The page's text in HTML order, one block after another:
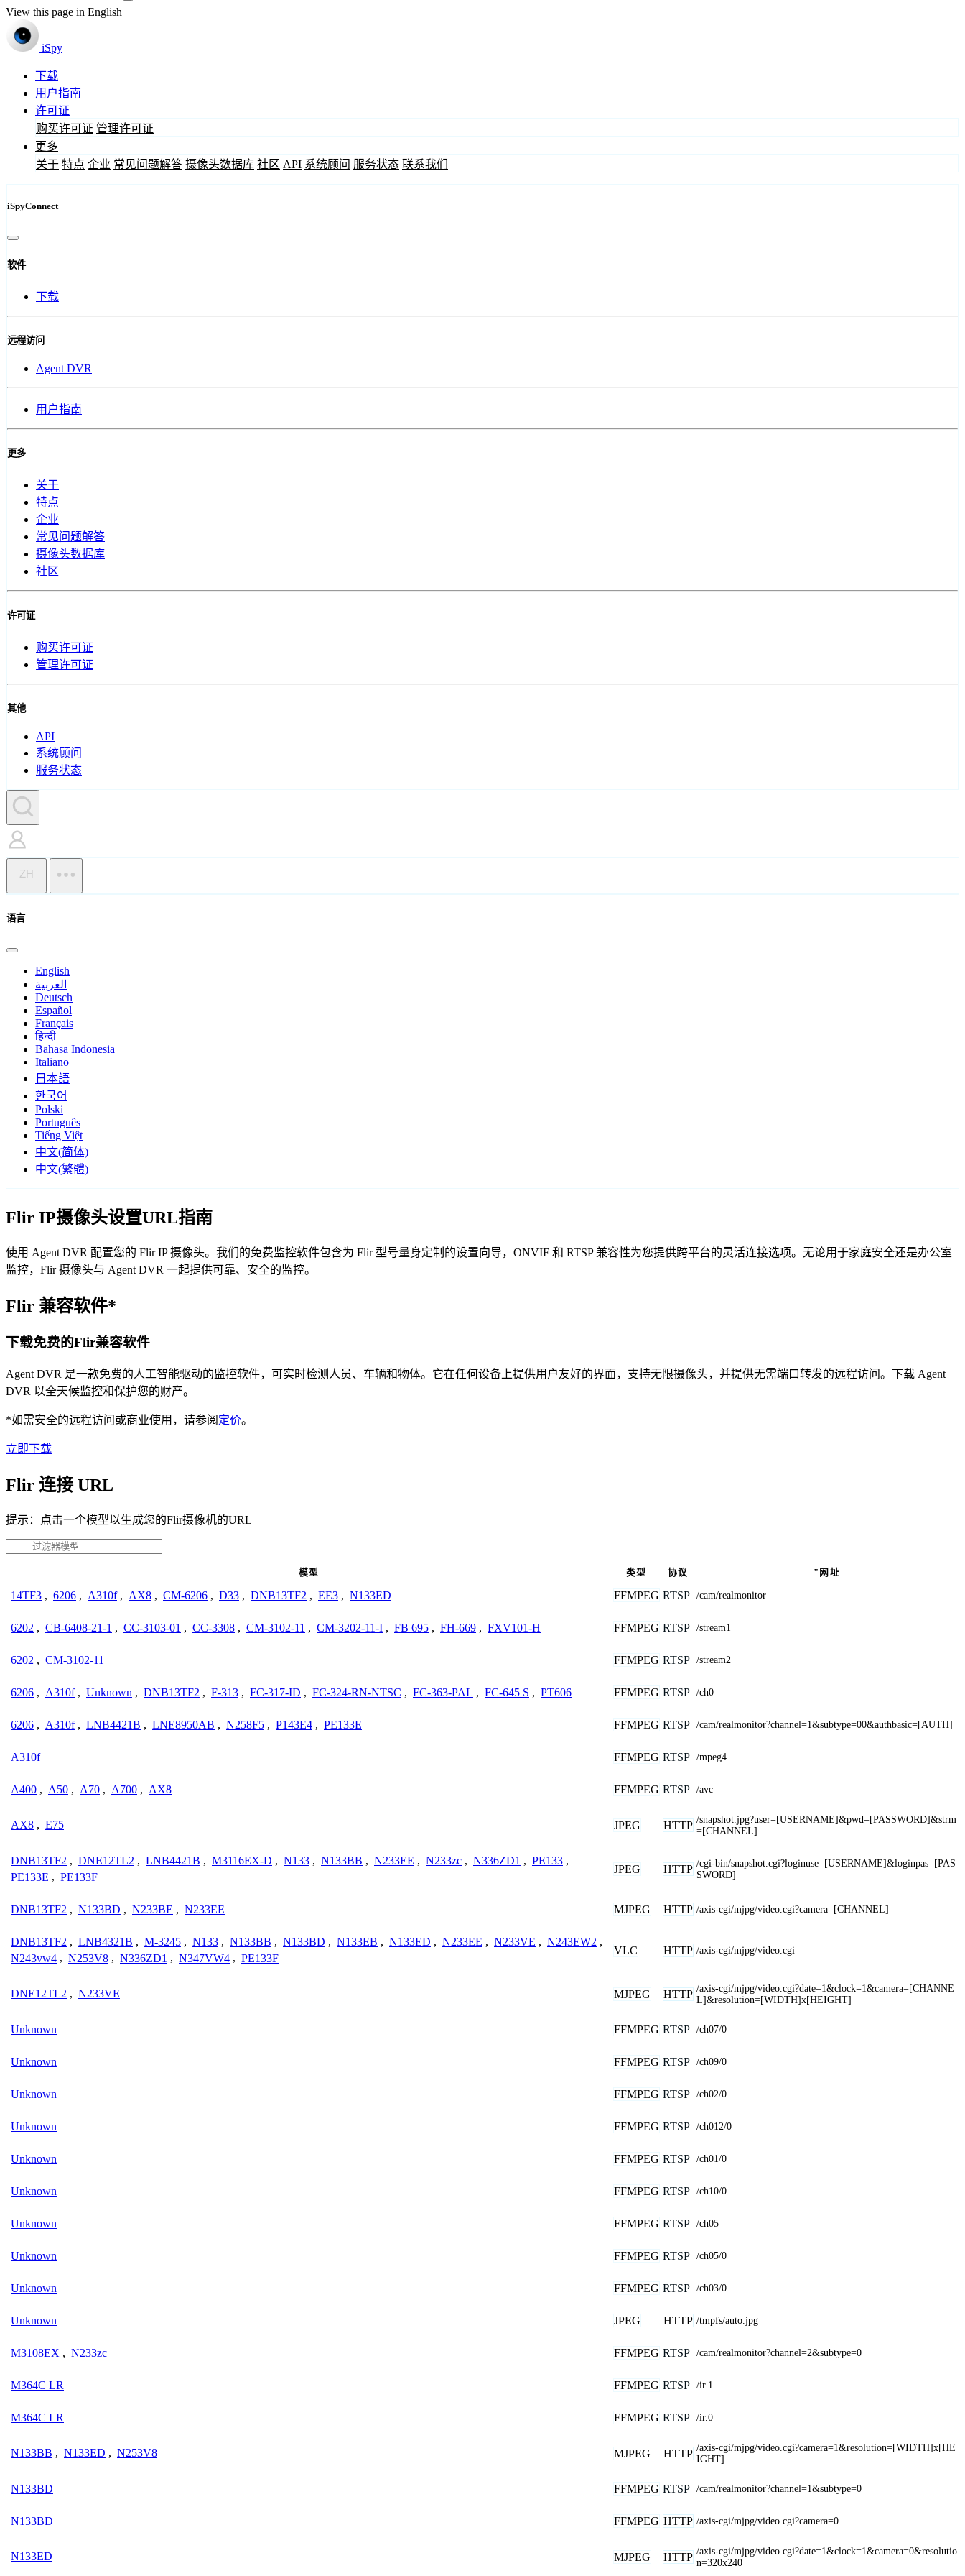
View this page in English
iSpy
下载
用户指南
许可证
购买许可证 管理许可证
更多
关于 特点 企业 常见问题解答 摄像头数据库 社区 API 系统顾问 服务状态 联系我们
iSpyConnect
软件
下载
远程访问
Agent DVR
用户指南
更多
关于
特点
企业
常见问题解答
摄像头数据库
社区
许可证
购买许可证
管理许可证
其他
API
系统顾问
服务状态
ZH
语言
English
العربية
Deutsch
Español
Français
हिन्दी
Bahasa Indonesia
Italiano
日本語
한국어
Polski
Português
Tiếng Việt
中文(简体)
中文(繁體)
Flir IP摄像头设置URL指南
使用 Agent DVR 配置您的 Flir IP 摄像头。我们的免费监控软件包含为 Flir 型号量身定制的设置向导，ONVIF 和 RTSP 兼容性为您提供跨平台的灵活连接选项。无论用于家庭安全还是办公室
监控，Flir 摄像头与 Agent DVR 一起提供可靠、安全的监控。
Flir 兼容软件*
下载免费的Flir兼容软件
Agent DVR 是一款免费的人工智能驱动的监控软件，可实时检测人员、车辆和物体。它在任何设备上提供用户友好的界面，支持无限摄像头，并提供无需端口转发的远程访问。下载 Agent
DVR 以全天候监控和保护您的财产。
*如需安全的远程访问或商业使用，请参阅 定价。
立即下载
Flir 连接 URL
提示：点击一个模型以生成您的Flir摄像机的URL
模型 类型 协议 "网址
14TF3 , 6206 , A310f , AX8 , CM-6206 , D33 , DNB13TF2 , EE3 , N133ED FFMPEG RTSP /cam/realmonitor
6202 , CB-6408-21-1 , CC-3103-01 , CC-3308 , CM-3102-11 , CM-3202-11-I , FB 695 , FH-669 , FXV101-H FFMPEG RTSP /stream1
6202 , CM-3102-11 FFMPEG RTSP /stream2
6206 , A310f , Unknown , DNB13TF2 , F-313 , FC-317-ID , FC-324-RN-NTSC , FC-363-PAL , FC-645 S , PT606 FFMPEG RTSP /ch0
6206 , A310f , LNB4421B , LNE8950AB , N258F5 , P143E4 , PE133E FFMPEG RTSP /cam/realmonitor?channel=1&subtype=00&authbasic=[AUTH]
A310f FFMPEG RTSP /mpeg4
A400 , A50 , A70 , A700 , AX8 FFMPEG RTSP /avc
AX8 , E75 JPEG HTTP /snapshot.jpg?user=[USERNAME]&pwd=[PASSWORD]&strm
=[CHANNEL]
DNB13TF2 , DNE12TL2 , LNB4421B , M3116EX-D , N133 , N133BB , N233EE , N233zc , N336ZD1 , PE133 ,
PE133E , PE133F
JPEG HTTP /cgi-bin/snapshot.cgi?loginuse=[USERNAME]&loginpas=[PAS
SWORD]
DNB13TF2 , N133BD , N233BE , N233EE MJPEG HTTP /axis-cgi/mjpg/video.cgi?camera=[CHANNEL]
DNB13TF2 , LNB4321B , M-3245 , N133 , N133BB , N133BD , N133EB , N133ED , N233EE , N233VE , N243EW2 ,
N243vw4 , N253V8 , N336ZD1 , N347VW4 , PE133F
VLC HTTP /axis-cgi/mjpg/video.cgi
DNE12TL2 , N233VE MJPEG HTTP /axis-cgi/mjpg/video.cgi?date=1&clock=1&camera=[CHANNE
L]&resolution=[WIDTH]x[HEIGHT]
Unknown FFMPEG RTSP /ch07/0
Unknown FFMPEG RTSP /ch09/0
Unknown FFMPEG RTSP /ch02/0
Unknown FFMPEG RTSP /ch012/0
Unknown FFMPEG RTSP /ch01/0
Unknown FFMPEG RTSP /ch10/0
Unknown FFMPEG RTSP /ch05
Unknown FFMPEG RTSP /ch05/0
Unknown FFMPEG RTSP /ch03/0
Unknown JPEG HTTP /tmpfs/auto.jpg
M3108EX , N233zc FFMPEG RTSP /cam/realmonitor?channel=2&subtype=0
M364C LR FFMPEG RTSP /ir.1
M364C LR FFMPEG RTSP /ir.0
N133BB , N133ED , N253V8 MJPEG HTTP /axis-cgi/mjpg/video.cgi?camera=1&resolution=[WIDTH]x[HE
IGHT]
N133BD FFMPEG RTSP /cam/realmonitor?channel=1&subtype=0
N133BD FFMPEG HTTP /axis-cgi/mjpg/video.cgi?camera=0
N133ED MJPEG HTTP /axis-cgi/mjpg/video.cgi?date=1&clock=1&camera=0&resolutio
n=320x240